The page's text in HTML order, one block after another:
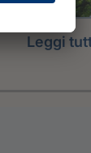
leggi